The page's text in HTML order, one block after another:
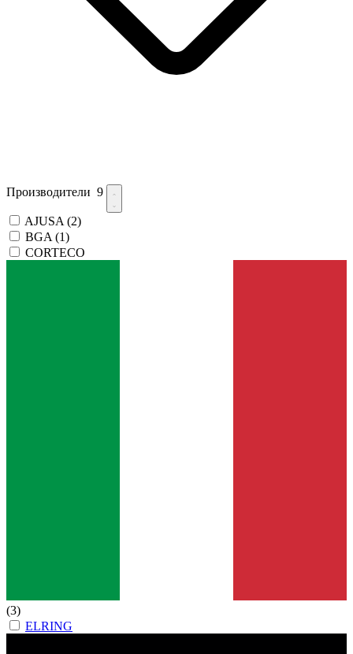
Производители 9
AJUSA (2)
BGA (1)
CORTECO
(3)
ELRING